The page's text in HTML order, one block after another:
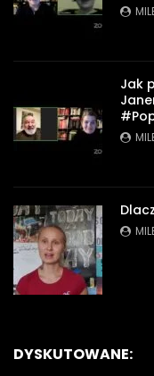
Jak
DYSKUTOWANE: